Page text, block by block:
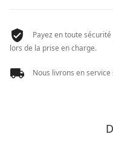
ML
Payez en toute
lors de la prise en charge.
Nous livrons en